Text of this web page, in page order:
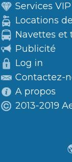
Services VIP
Locations
Navettes et
Publicité
Log in
Contactez-
A propos
2013-2019